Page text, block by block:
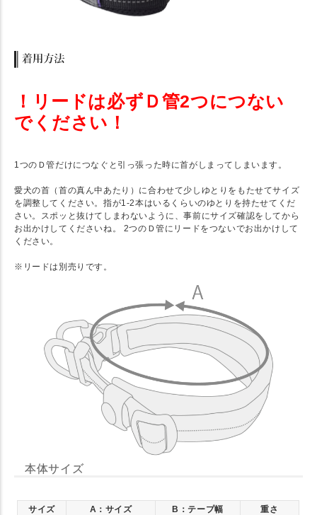
！リードは必ずＤ管2つにつない
でください！
1つのＤ管だけにつなぐと引っ張った時に首がしまってしまいます。
愛犬の首（首の真ん中あたり）に合わせて少しゆとりをもたせてサイズ
を調整してください。指が1-2本はいるくらいのゆとりを持たせてくだ
さい。スポッと抜けてしまわないように、事前にサイズ確認をしてから
お出かけしてくださいね。 2つのＤ管にリードをつないでお出かけして
ください。
※リードは別売りです。
本体サイズ
サイズ A：サイズ B：テープ幅
重さ